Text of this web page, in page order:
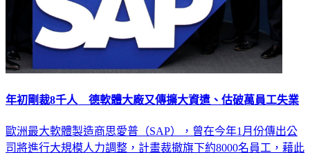
年初剛裁8千人 德軟體大廠又傳擴大資遣、估破萬員工失業
歐洲最大軟體製造商思愛普（SAP），曾在今年1月份傳出公
司將進行大規模人力調整，計畫裁撤旗下約8000名員工，藉此